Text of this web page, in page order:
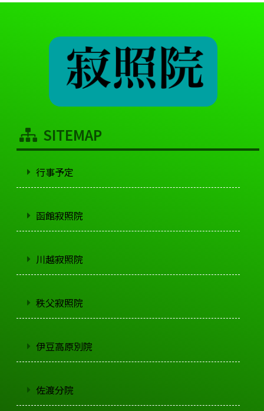
SITEMAP
行事予定
函館寂照院
川越寂照院
秩父寂照院
伊豆高原別院
佐渡分院